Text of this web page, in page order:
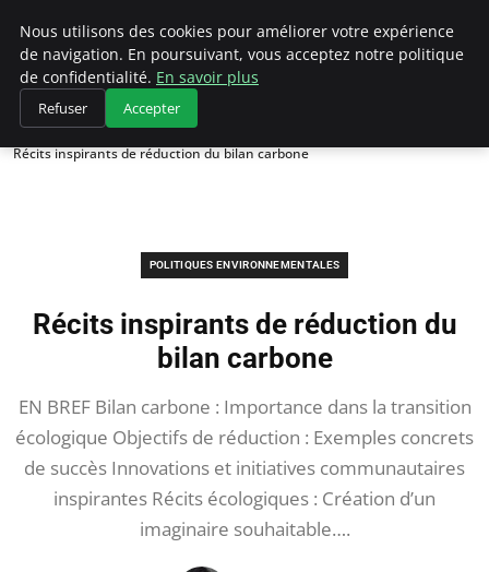
Climategatecountryclub.com
Accueil
Politiques environnementales
Récits inspirants de réduction du bilan carbone
POLITIQUES ENVIRONNEMENTALES
Récits inspirants de réduction du
bilan carbone
EN BREF Bilan carbone : Importance dans la transition
écologique Objectifs de réduction : Exemples concrets
de succès Innovations et initiatives communautaires
inspirantes Récits écologiques : Création d’un
imaginaire souhaitable….
Nous utilisons des cookies pour améliorer votre expérience
de navigation. En poursuivant, vous acceptez notre politique
de confidentialité. En savoir plus
Refuser Accepter